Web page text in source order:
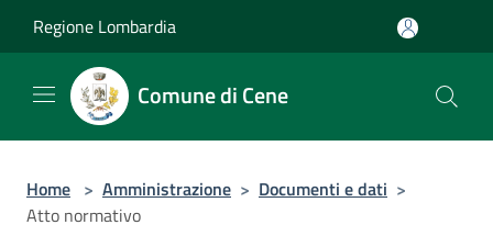
Regione Lombardia
Comune di Cene
Home > Amministrazione > Documenti e dati >
Atto normativo